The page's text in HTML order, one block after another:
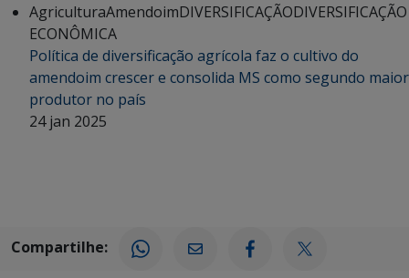
AgriculturaAmendoimDIVERSIFICAÇÃODIVERSIFICAÇÃO
ECONÔMICA
Política de diversificação agrícola faz o cultivo do
amendoim crescer e consolida MS como segundo maior
produtor no país
24 jan 2025
Compartilhe: